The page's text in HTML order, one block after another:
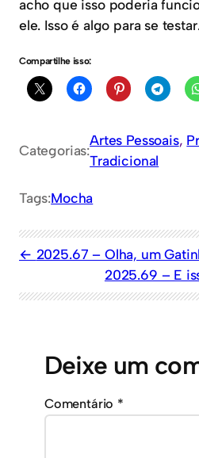
acho que isso poderia
ele. Isso é algo para se
Compartilhe isso:
Categorias:
Artes Pessoais,
Tradicional
Tags:Mocha
2025.67 – Olha, um
2025.69 – E
Deixe um
Comentário *